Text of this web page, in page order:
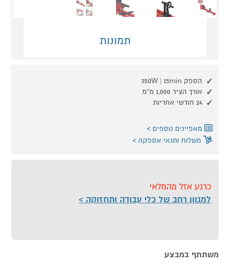
תמונות
הספק 350W | 15min
אורך הציר 1,000 מ"מ
24 חודשי אחריות
מאפיינים נוספים
משלוח ותנאי אספקה
כרגע אזל מהמלאי
למגוון רחב של כלי עבודה ותחזוקה
משתתף במבצע